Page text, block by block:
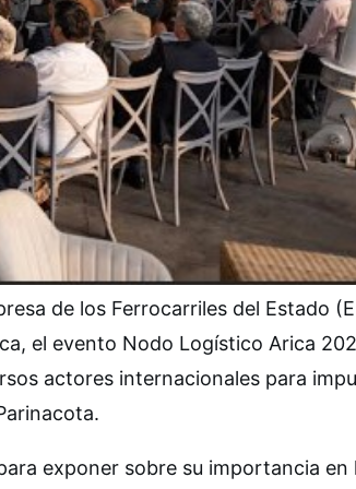
de los Ferrocarriles del Estado
el evento Nodo Logístico Arica
actores internacionales para
exponer sobre su importancia en